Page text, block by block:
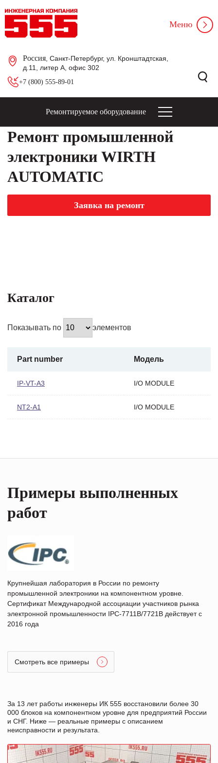
Россия , Санкт-Петербург, ул. Кронштадтская,
д.11, литер А, офис 302
+7 (800) 555-89-01
Меню
Ремонтируемое оборудование
Ремонт промышленной
электроники WIRTH
AUTOMATIC
Заявка на ремонт
Каталог
Показывать по элементов
Part number Модель
IP-VT-A3 I/O MODULE
NT2-A1 I/O MODULE
Примеры выполненных
работ
Крупнейшая лаборатория в России по ремонту
промышленной электроники на компонентном уровне.
Сертификат Международной ассоциации участников рынка
электронной промышленности IPC-7711B/7721B действует с
2016 года
Смотреть все примеры
За 13 лет работы инженеры ИК 555 восстановили более 30
000 блоков на компонентном уровне для предприятий России
и СНГ. Ниже — реальные примеры с описанием
неисправности и результата.